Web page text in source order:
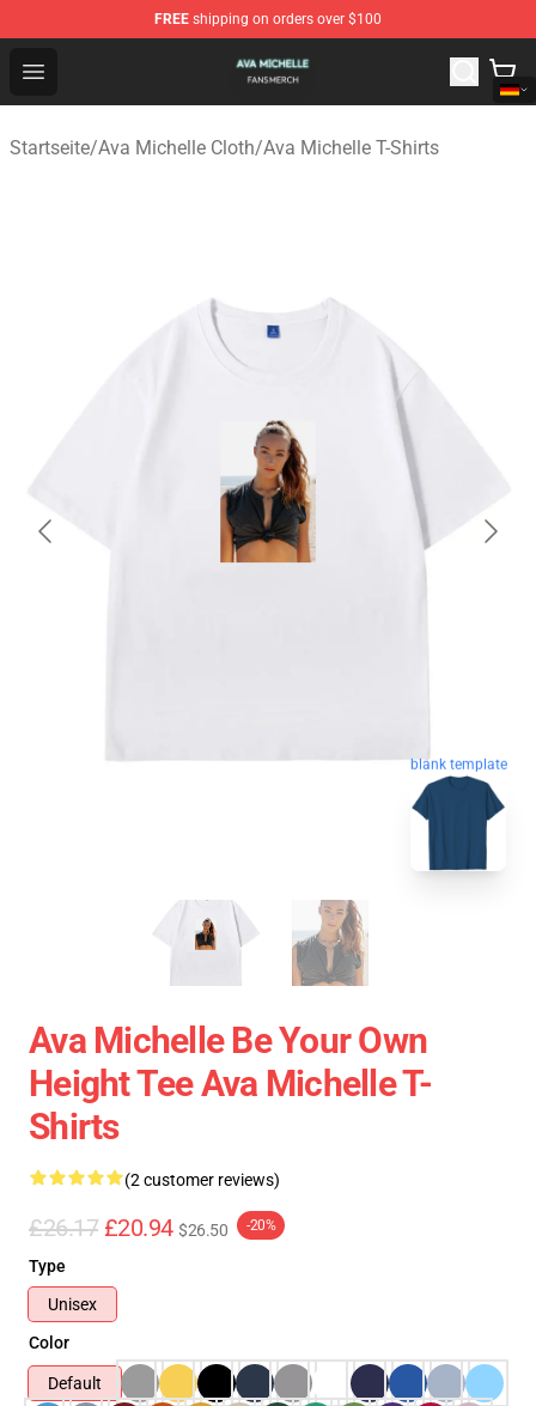
FREE shipping on orders over $100
Open menu
Ava Michelle Shop - Official Ava Michelle Merchandise
Startseite/Ava Michelle Cloth/Ava Michelle T-Shirts
blank template
Ava Michelle Be Your Own
Height Tee Ava Michelle T-
Shirts
(2 customer reviews)
£26.17 £20.94 $26.50 -20%
Type
Unisex
Color
Default